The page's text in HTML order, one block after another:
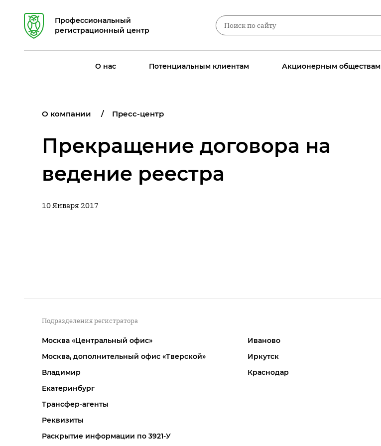
Профессиональный
регистрационный центр
О нас Потенциальным клиентам Акционерным обществам
О компании Пресс-центр
Прекращение договора на
ведение реестра
10 Января 2017
Подразделения регистратора
Москва «Центральный офис»
Москва, дополнительный офис «Тверской»
Владимир
Екатеринбург
Иваново
Иркутск
Краснодар
Трансфер-агенты
Реквизиты
Раскрытие информации по 3921-У